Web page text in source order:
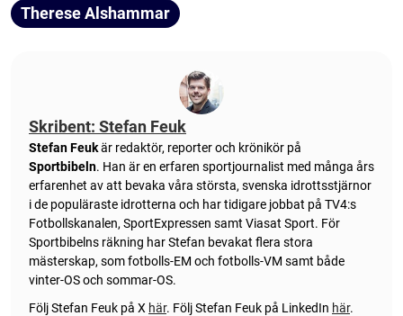
Therese Alshammar
Skribent: Stefan Feuk
Stefan Feukär redaktör, reporter och krönikör på
Sportbibeln. Han är en erfaren sportjournalist med många års
erfarenhet av att bevaka våra största, svenska idrottsstjärnor
i de populäraste idrotterna och har tidigare jobbat på TV4:s
Fotbollskanalen, SportExpressen samt Viasat Sport. För
Sportbibelns räkning har Stefan bevakat flera stora
mästerskap, som fotbolls-EM och fotbolls-VM samt både
vinter-OS och sommar-OS.
Följ Stefan Feuk på X här. Följ Stefan Feuk på LinkedIn här.